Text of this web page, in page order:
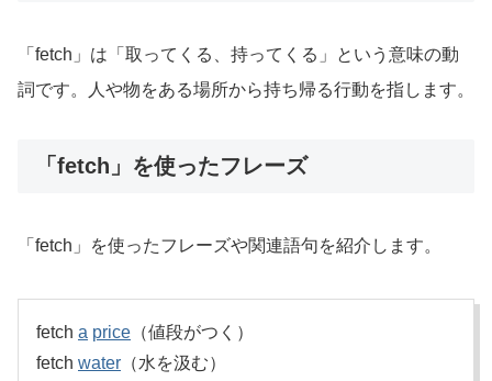
「fetch」は「取ってくる、持ってくる」という意味の動
詞です。人や物をある場所から持ち帰る行動を指します。
「fetch」を使ったフレーズ
「fetch」を使ったフレーズや関連語句を紹介します。
fetch a price （値段がつく）
fetch water （水を汲む）